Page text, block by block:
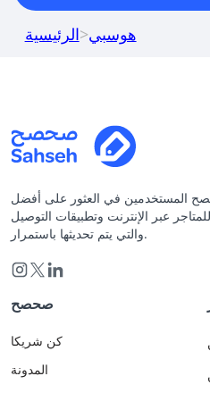
الرئيسية>هوسبي
المستخدمين في العثور على أفضل
عبر الإنترنت وتطبيقات التوصيل
والتي يتم تحديثها باستمرار.
صحصح
كن شريكا
المدونة